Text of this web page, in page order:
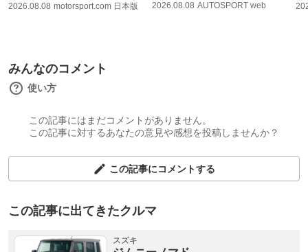
2026.08.08 motorsport.com 日本版 2026.08.08 AUTOSPORT web
みんなのコメント
使い方
この記事にはまだコメントがありません。
この記事に対するあなたの意見や感想を投稿しませんか？
この記事にコメントする
この記事に出てきたクルマ
スズキ